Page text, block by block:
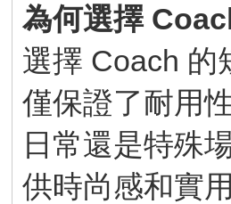
為何選擇
選擇 Coach 的
僅保證了耐用
日常還是特殊
供時尚感和實